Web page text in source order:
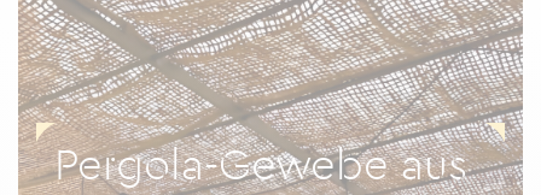
Pergola-Gewebe aus